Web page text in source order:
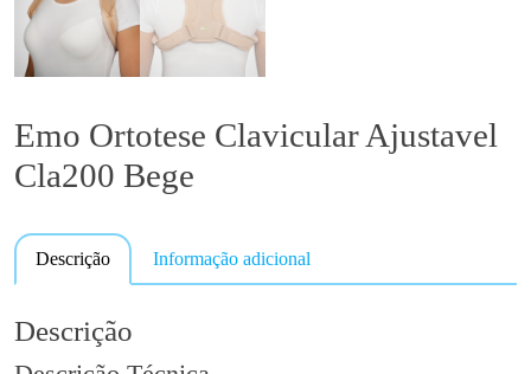
Emo Ortotese Clavicular Ajustavel
Cla200 Bege
Descrição Informação adicional
Descrição